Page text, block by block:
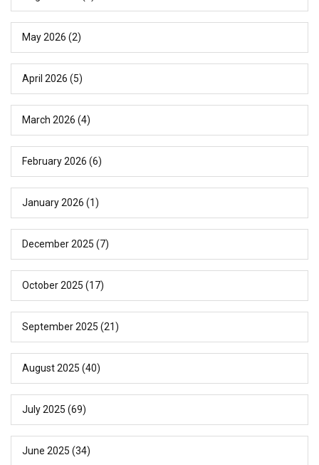
May 2026 (2)
April 2026 (5)
March 2026 (4)
February 2026 (6)
January 2026 (1)
December 2025 (7)
October 2025 (17)
September 2025 (21)
August 2025 (40)
July 2025 (69)
June 2025 (34)